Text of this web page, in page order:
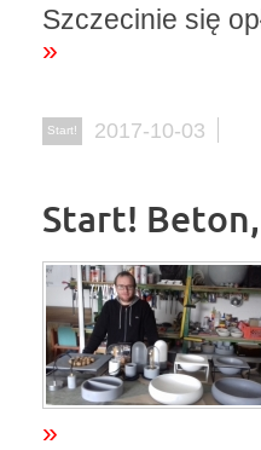
Szczecinie się
»
Start! 2017-10-03
Start!
»